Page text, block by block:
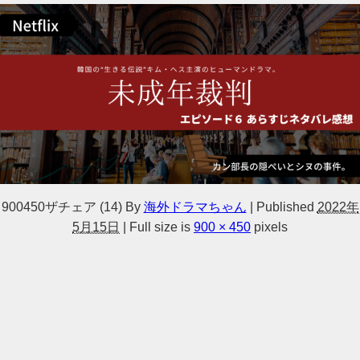
900450ザチェア (14) By 海外ドラマちゃん Published 2022年
5月15日
Full size is 900 × 450 pixels